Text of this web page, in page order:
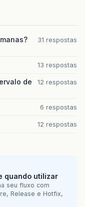
31 respostas
13 respostas
de
12 respostas
6 respostas
12 respostas
quando utilizar
seu fluxo com
Release e Hotfix,